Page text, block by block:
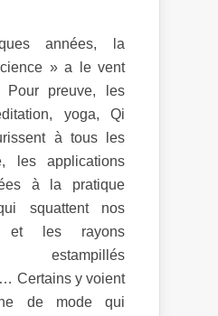
années, la
» a le vent
preuve, les
yoga, Qi
à tous les
les applications
à la pratique
squattent nos
et les rayons
estampillés
Certains y voient
de mode qui